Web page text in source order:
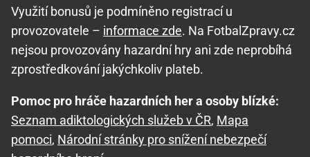
Využití bonusů je podmíněno registrací u
provozovatele – informace zde. Na FotbalZpravy.cz
nejsou provozovány hazardní hry ani zde neprobíhá
zprostředkování jakýchkoliv plateb.
Pomoc pro hráče hazardních her a osoby blízké:
Seznam adiktologických služeb v ČR, Mapa
pomoci, Národní stránky pro snížení nebezpečí